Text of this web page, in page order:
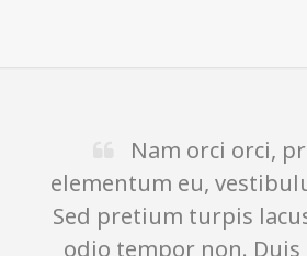
orci, pretium vel
vestibulum at sapien.
lacus, ut vehicula
Duis fermentum